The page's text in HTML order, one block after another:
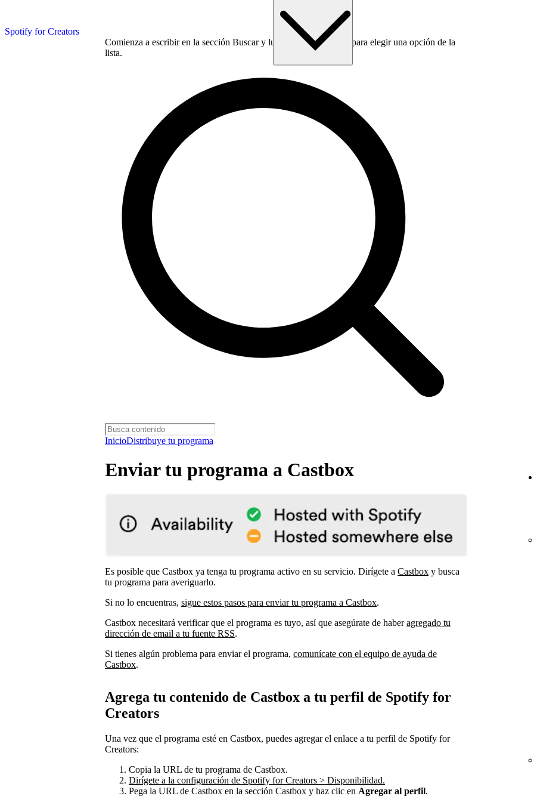
Spotify for Creators
Comienza a escribir en la sección Buscar y luego usa la tecla Tab para elegir una opción de la
lista.
InicioDistribuye tu programa
Enviar tu programa a Castbox
Es posible que Castbox ya tenga tu programa activo en su servicio. Dirígete a Castbox y busca
tu programa para averiguarlo.
Si no lo encuentras, sigue estos pasos para enviar tu programa a Castbox.
Castbox necesitará verificar que el programa es tuyo, así que asegúrate de haberagregado tu
dirección de email a tu fuente RSS.
Si tienes algún problema para enviar el programa, comunícate con el equipo de ayuda de
Castbox.
Agrega tu contenido de Castbox a tu perfil de Spotify for
Creators
Una vez que el programa esté en Castbox, puedes agregar el enlace a tu perfil de Spotify for
Creators:
Copia la URL de tu programa de Castbox.
Dirígete a la configuración de Spotify for Creators > Disponibilidad.
Pega la URL de Castbox en la sección Castbox y haz clic en Agregar al perfil.